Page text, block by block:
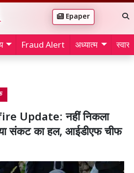
Epaper
Fraud Alert अध्यात्म
Update: नहीं निकला
संकट का हल, आईडीएफ चीफ